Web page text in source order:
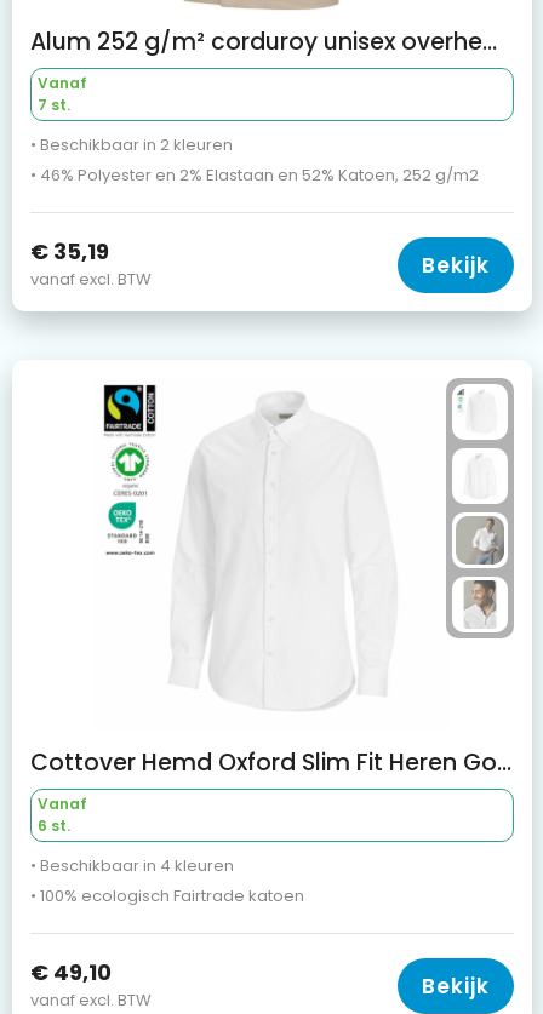
Alum 252 g/m² corduroy unisex overhemd
Vanaf
7 st.
• Beschikbaar in 2 kleuren
• 46% Polyester en 2% Elastaan en 52% Katoen, 252 g/m2
€ 35,19
vanaf excl. BTW Bekijk
Cottover Hemd Oxford Slim Fit Heren Gots Gecertificeerd
Vanaf
6 st.
• Beschikbaar in 4 kleuren
• 100% ecologisch Fairtrade katoen
€ 49,10
vanaf excl. BTW Bekijk